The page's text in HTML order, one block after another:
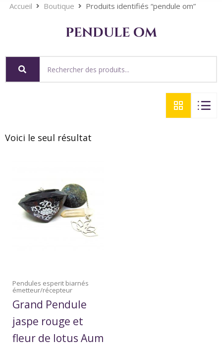
Accueil Boutique Produits identifiés “pendule om”
pendule om
Voici le seul résultat
Pendules esperit biarnés
émetteur/récepteur
Grand Pendule
jaspe rouge et
fleur de lotus Aum